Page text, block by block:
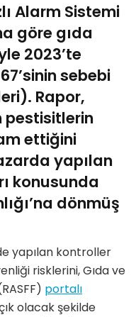
Alarm Sistemi
göre gıda
2023’te
sebebi
Rapor,
ettiğini
yapılan
konusunda
dönmüş
yapılan kontroller
risklerini, Gıda ve
portalı
olacak şekilde